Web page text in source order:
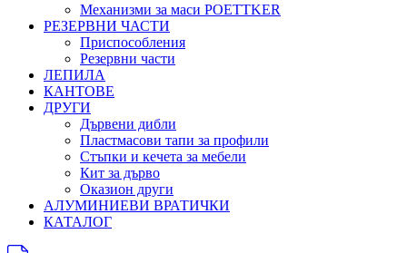
Механизми за маси POETTKER
РЕЗЕРВНИ ЧАСТИ
Приспособления
Резервни части
ЛЕПИЛА
КАНТОВЕ
ДРУГИ
Дървени дибли
Пластмасови тапи за профили
Стъпки и кечета за мебели
Кит за дърво
Оказион други
АЛУМИНИЕВИ ВРАТИЧКИ
КАТАЛОГ